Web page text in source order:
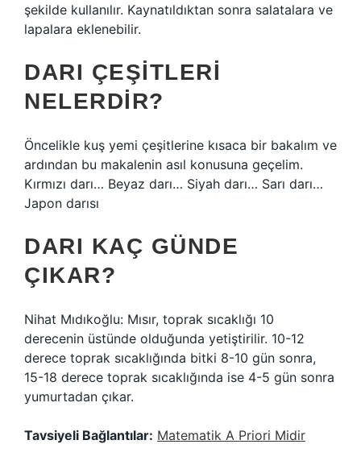
şekilde kullanılır. Kaynatıldıktan sonra salatalara ve
lapalara eklenebilir.
DARI ÇEŞITLERI
NELERDIR?
Öncelikle kuş yemi çeşitlerine kısaca bir bakalım ve
ardından bu makalenin asıl konusuna geçelim.
Kırmızı darı… Beyaz darı… Siyah darı… Sarı darı…
Japon darısı
DARI KAÇ GÜNDE
ÇIKAR?
Nihat Mıdıkoğlu: Mısır, toprak sıcaklığı 10
derecenin üstünde olduğunda yetiştirilir. 10-12
derece toprak sıcaklığında bitki 8-10 gün sonra,
15-18 derece toprak sıcaklığında ise 4-5 gün sonra
yumurtadan çıkar.
Tavsiyeli Bağlantılar: Matematik A Priori Midir